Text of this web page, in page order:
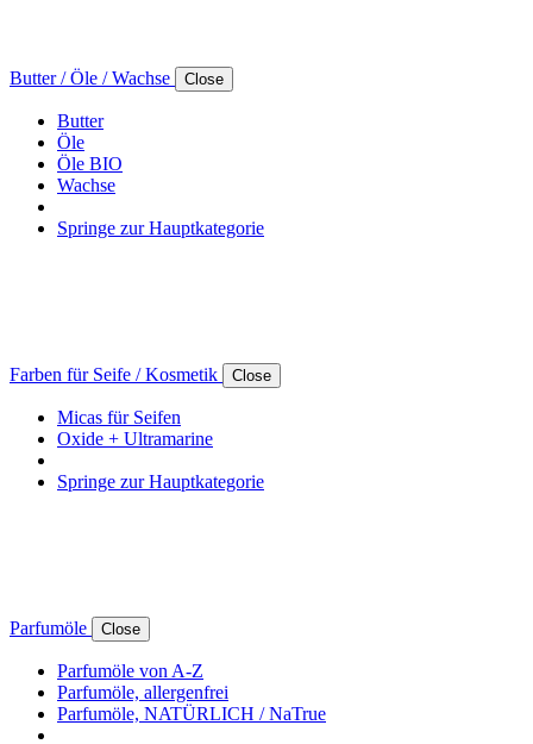
Butter / Öle / Wachse Close
Butter
Öle
Öle BIO
Wachse
Springe zur Hauptkategorie
Farben für Seife / Kosmetik Close
Micas für Seifen
Oxide + Ultramarine
Springe zur Hauptkategorie
Parfumöle Close
Parfumöle von A-Z
Parfumöle, allergenfrei
Parfumöle, NATÜRLICH / NaTrue